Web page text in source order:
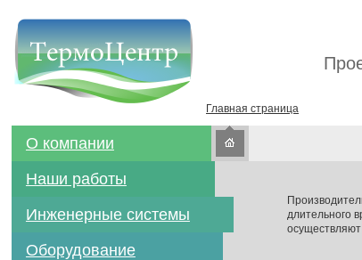
Главная страница
О компании
Наши работы
Инженерные системы
Оборудование
длительного